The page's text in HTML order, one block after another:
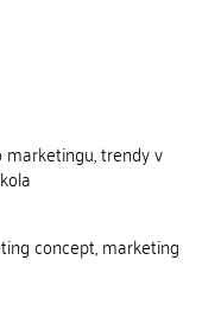
trendy v
concept, marketing